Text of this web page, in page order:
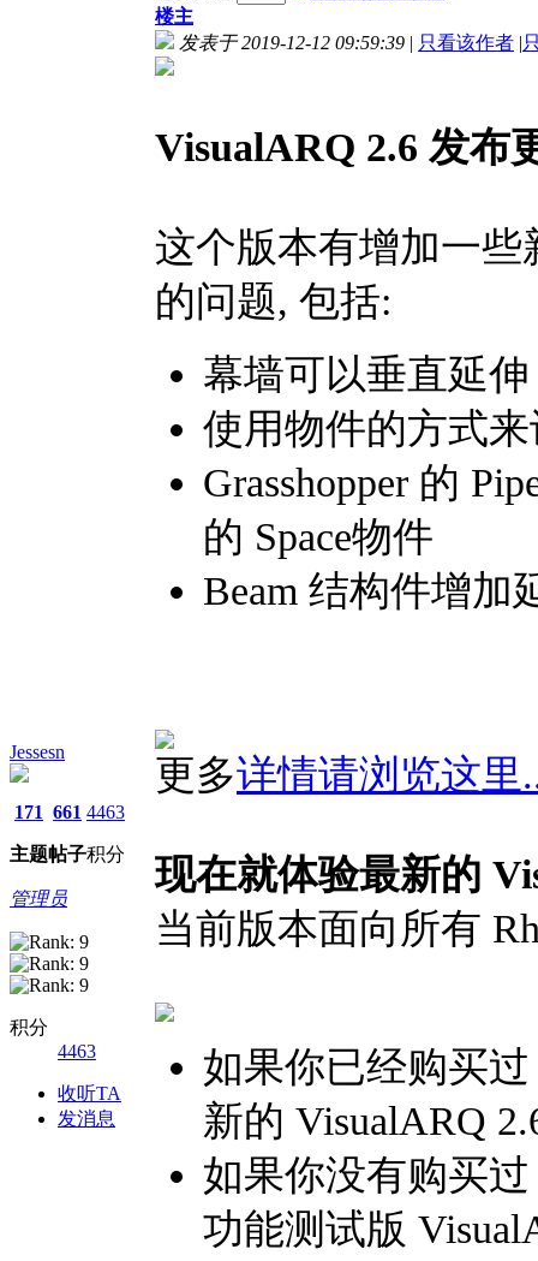
Jessesn
171
主题
661
帖子
4463
积分
管理员
积分
4463
收听TA
发消息
楼主
发表于 2019-12-12 09:59:39 | 只看该作者 |
VisualARQ 2.6 发布
这个版本有增加一
的问题, 包括:
幕墙可以垂直延伸
使用物件的方式
Grasshopper 的
的 Space物件
Beam 结构件增加
更多详情请浏览这里
现在就体验最新的
当前版本面向所有
如果你已经购买
新的 VisualARQ
如果你没有购买
功能测试版